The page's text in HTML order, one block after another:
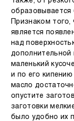
образовывается
Признаком
является
над
дополнительной
маленький
и по его
масло
опустите
заготовки
было удобно их